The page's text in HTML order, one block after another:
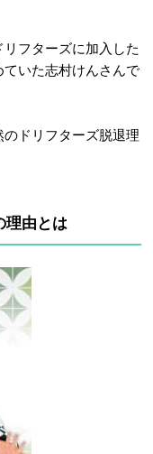
フターズに加入した
いた志村けんさんで
ドリフターズ脱退理
理由とは